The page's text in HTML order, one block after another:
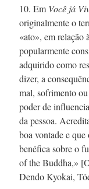
10. Em Você já
originalmente o
«ato», em relação
popularmente
adquirido como
dizer, a
mal, sofrimento
poder de
da pessoa.
boa vontade e
benéfica sobre o
of the Buddha,»
Dendo Kyokai,